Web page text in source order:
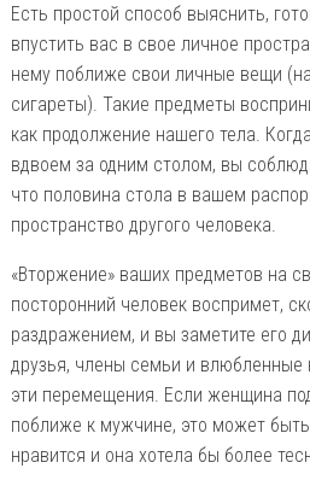
Есть простой способ выяснить,
впустить вас в свое личное
нему поближе свои личные вещи
сигареты). Такие предметы
как продолжение нашего тела.
вдвоем за одним столом, вы
что половина стола в вашем
пространство другого человека.
«Вторжение» ваших предметов на
посторонний человек воспримет,
раздражением, и вы заметите его
друзья, члены семьи и
эти перемещения. Если женщина
поближе к мужчине, это может
нравится и она хотела бы более